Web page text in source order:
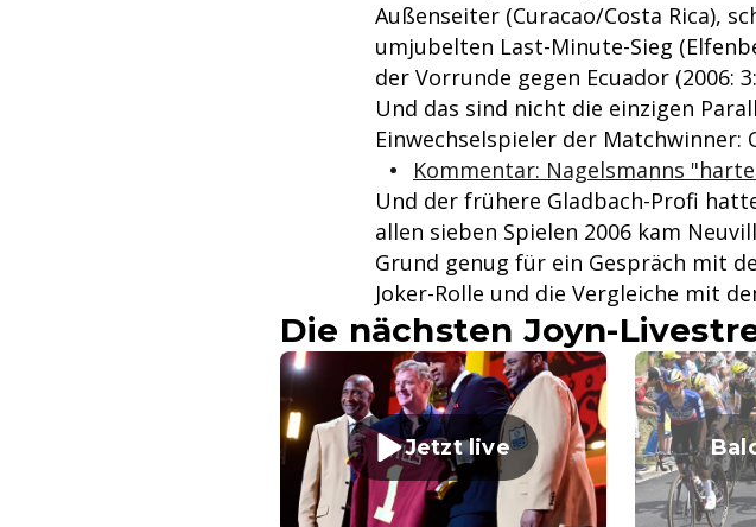
Außenseiter (Curacao/Costa Rica),
umjubelten Last-Minute-Sieg
der Vorrunde gegen Ecuador (2006:
Und das sind nicht die einzigen
Einwechselspieler der Matchwinner:
Kommentar: Nagelsmanns
Und der frühere Gladbach-Profi
allen sieben Spielen 2006 kam
Grund genug für ein Gespräch mit
Joker-Rolle und die Vergleiche mit
Die nächsten Joyn-
Jetzt live